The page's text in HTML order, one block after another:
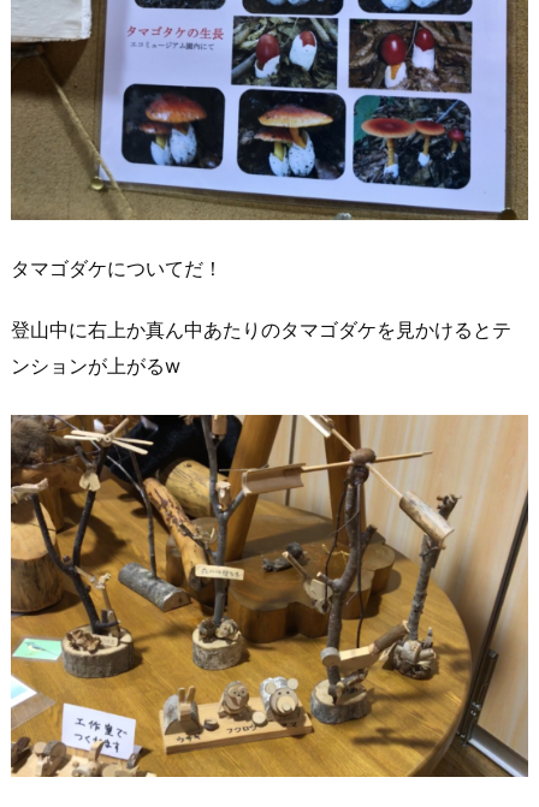
タマゴダケについてだ！
登山中に右上か真ん中あたりのタマゴダケを見かけるとテ
ンションが上がるw